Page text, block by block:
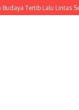
Lalu Lintas Sejak